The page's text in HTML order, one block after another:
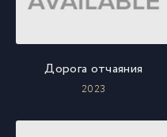
Дорога отчаяния
2023